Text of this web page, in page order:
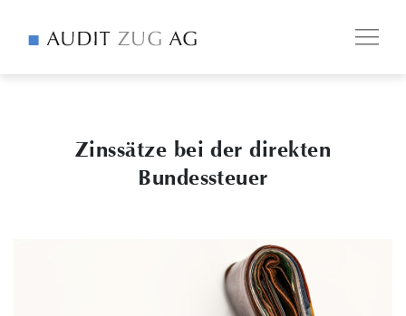
Zinssätze bei der direkten
Bundessteuer